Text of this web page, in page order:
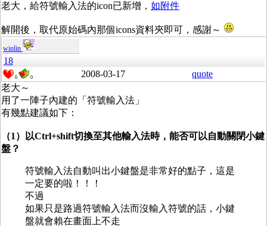
老大，給符號輸入法的icon已新增， 如附件
解開後，取代原始碼內那個icons資料夾即可，感謝～
winlin
18
0 0 2008-03-17
quote
老大～
用了一陣子內建的「符號輸入法」
有幾點建議如下：
（1）以Ctrl+shift切換至其他輸入法時，能否可以自動關閉小鍵
盤？
符號輸入法自動叫出小鍵盤是非常好的點子，這是
一定要的啦！！！
不過
如果只是路過符號輸入法而沒輸入符號的話，小鍵
盤就會賴在畫面上不走